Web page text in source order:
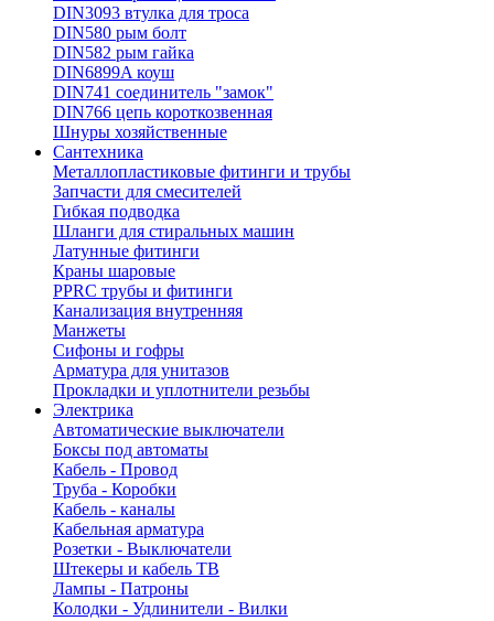
DIN3093 втулка для троса
DIN580 рым болт
DIN582 рым гайка
DIN6899A коуш
DIN741 соединитель "замок"
DIN766 цепь короткозвенная
Шнуры хозяйственные
Сантехника
Металлопластиковые фитинги и трубы
Запчасти для смесителей
Гибкая подводка
Шланги для стиральных машин
Латунные фитинги
Краны шаровые
PPRC трубы и фитинги
Канализация внутренняя
Манжеты
Сифоны и гофры
Арматура для унитазов
Прокладки и уплотнители резьбы
Электрика
Автоматические выключатели
Боксы под автоматы
Кабель - Провод
Труба - Коробки
Кабель - каналы
Кабельная арматура
Розетки - Выключатели
Штекеры и кабель ТВ
Лампы - Патроны
Колодки - Удлинители - Вилки